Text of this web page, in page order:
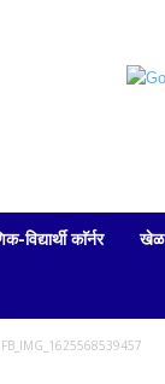
विद्यार्थी काॅर्नर खेळ
FB_IMG_1625568539457